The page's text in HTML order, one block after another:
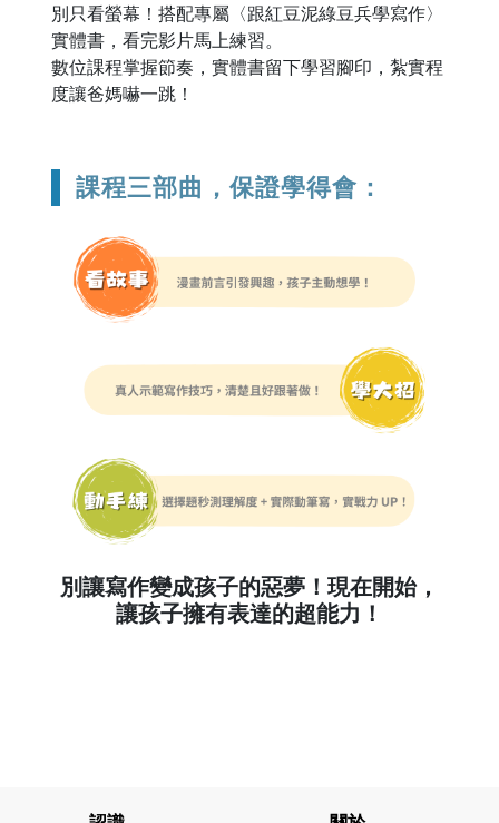
別只看螢幕！搭配專屬〈跟紅豆泥綠豆兵學寫作〉
實體書，看完影片馬上練習。
數位課程掌握節奏，實體書留下學習腳印，紮實程
度讓爸媽嚇一跳！
課程三部曲，保證學得會：
別讓寫作變成孩子的惡夢！現在開始，
讓孩子擁有表達的超能力！